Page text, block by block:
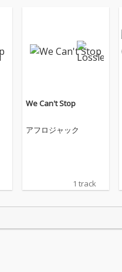
We Can't Stop
アフロジャック
1 track